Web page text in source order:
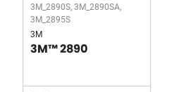
3M_2890S, 3M_2890SA,
3M_2895S
3M
3M™ 2890